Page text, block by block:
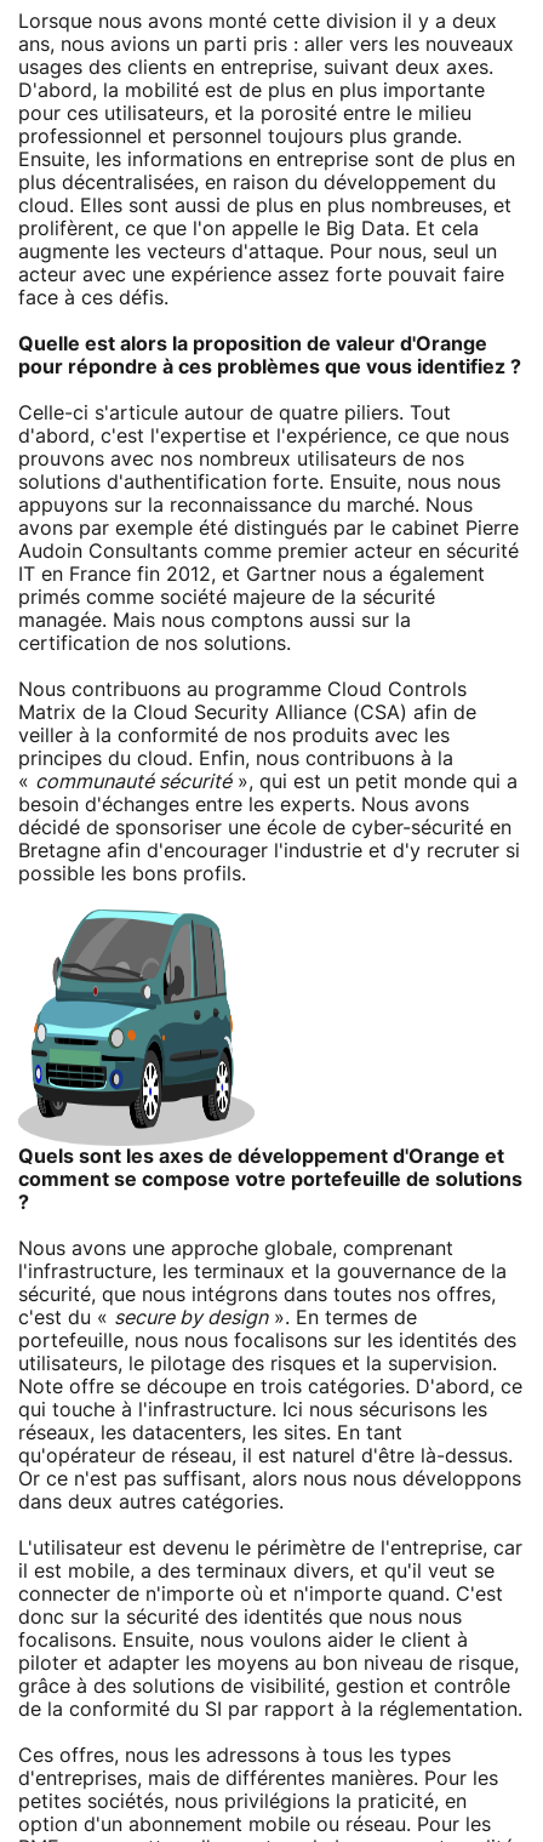
Lorsque nous avons monté cette division il y a deux
ans, nous avions un parti pris : aller vers les nouveaux
usages des clients en entreprise, suivant deux axes.
D'abord, la mobilité est de plus en plus importante
pour ces utilisateurs, et la porosité entre le milieu
professionnel et personnel toujours plus grande.
Ensuite, les informations en entreprise sont de plus en
plus décentralisées, en raison du développement du
cloud. Elles sont aussi de plus en plus nombreuses, et
prolifèrent, ce que l'on appelle le Big Data. Et cela
augmente les vecteurs d'attaque. Pour nous, seul un
acteur avec une expérience assez forte pouvait faire
face à ces défis.
Quelle est alors la proposition de valeur d'Orange
pour répondre à ces problèmes que vous identifiez ?
Celle-ci s'articule autour de quatre piliers. Tout
d'abord, c'est l'expertise et l'expérience, ce que nous
prouvons avec nos nombreux utilisateurs de nos
solutions d'authentification forte. Ensuite, nous nous
appuyons sur la reconnaissance du marché. Nous
avons par exemple été distingués par le cabinet Pierre
Audoin Consultants comme premier acteur en sécurité
IT en France fin 2012, et Gartner nous a également
primés comme société majeure de la sécurité
managée. Mais nous comptons aussi sur la
certification de nos solutions.
Nous contribuons au programme Cloud Controls
Matrix de la Cloud Security Alliance (CSA) afin de
veiller à la conformité de nos produits avec les
principes du cloud. Enfin, nous contribuons à la
« communauté sécurité», qui est un petit monde qui a
besoin d'échanges entre les experts. Nous avons
décidé de sponsoriser une école de cyber-sécurité en
Bretagne afin d'encourager l'industrie et d'y recruter si
possible les bons profils.
Quels sont les axes de développement d'Orange et
comment se compose votre portefeuille de solutions
?
Nous avons une approche globale, comprenant
l'infrastructure, les terminaux et la gouvernance de la
sécurité, que nous intégrons dans toutes nos offres,
c'est du « secure by design». En termes de
portefeuille, nous nous focalisons sur les identités des
utilisateurs, le pilotage des risques et la supervision.
Note offre se découpe en trois catégories. D'abord, ce
qui touche à l'infrastructure. Ici nous sécurisons les
réseaux, les datacenters, les sites. En tant
qu'opérateur de réseau, il est naturel d'être là-dessus.
Or ce n'est pas suffisant, alors nous nous développons
dans deux autres catégories.
L'utilisateur est devenu le périmètre de l'entreprise, car
il est mobile, a des terminaux divers, et qu'il veut se
connecter de n'importe où et n'importe quand. C'est
donc sur la sécurité des identités que nous nous
focalisons. Ensuite, nous voulons aider le client à
piloter et adapter les moyens au bon niveau de risque,
grâce à des solutions de visibilité, gestion et contrôle
de la conformité du SI par rapport à la réglementation.
Ces offres, nous les adressons à tous les types
d'entreprises, mais de différentes manières. Pour les
petites sociétés, nous privilégions la praticité, en
option d'un abonnement mobile ou réseau. Pour les